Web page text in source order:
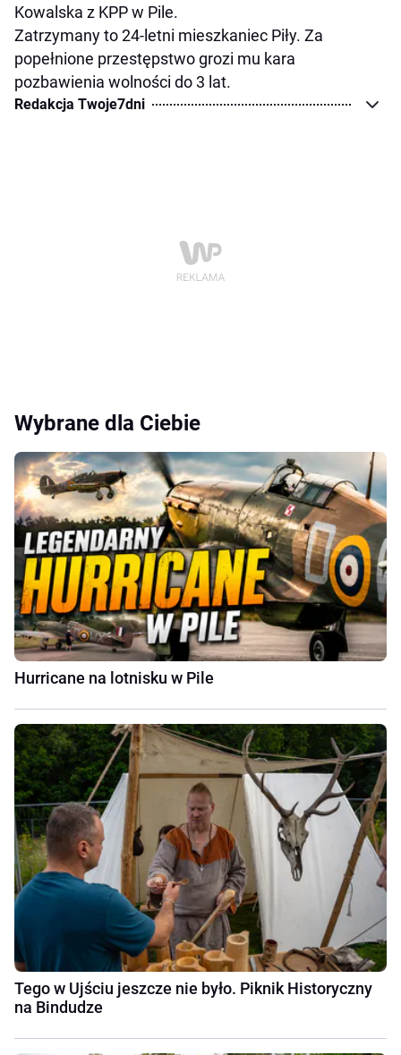
Kowalska z KPP w Pile.
Zatrzymany to 24-letni mieszkaniec Piły. Za
popełnione przestępstwo grozi mu kara
pozbawienia wolności do 3 lat.
Redakcja Twoje7dni
Wybrane dla Ciebie
Hurricane na lotnisku w Pile
Tego w Ujściu jeszcze nie było. Piknik Historyczny
na Bindudze